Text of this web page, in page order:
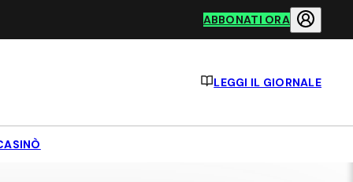
ABBONATI ORA
LEGGI IL GIORNALE